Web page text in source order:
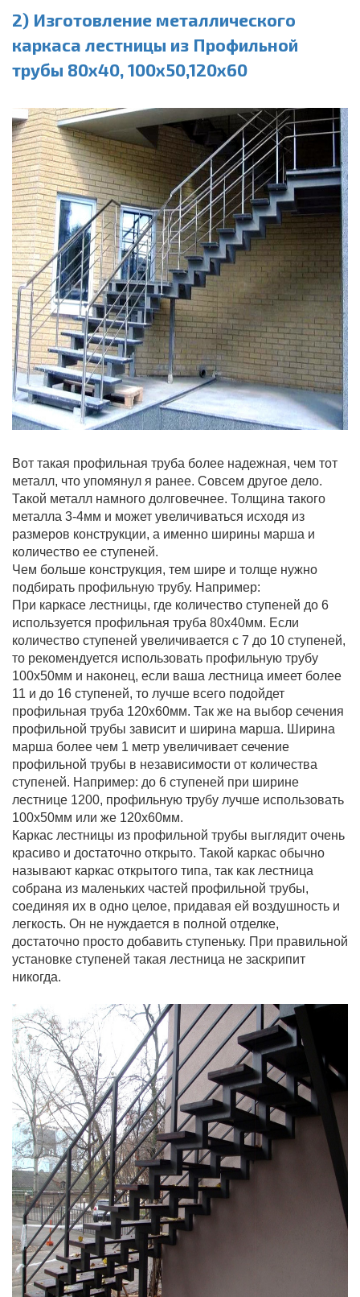
2) Изготовление металлического
каркаса лестницы из Профильной
трубы 80х40, 100х50,120х60
Вот такая профильная труба более надежная, чем тот
металл, что упомянул я ранее. Совсем другое дело.
Такой металл намного долговечнее. Толщина такого
металла 3-4мм и может увеличиваться исходя из
размеров конструкции, а именно ширины марша и
количество ее ступеней.
Чем больше конструкция, тем шире и толще нужно
подбирать профильную трубу. Например:
При каркасе лестницы, где количество ступеней до 6
используется профильная труба 80х40мм. Если
количество ступеней увеличивается с 7 до 10 ступеней,
то рекомендуется использовать профильную трубу
100х50мм и наконец, если ваша лестница имеет более
11 и до 16 ступеней, то лучше всего подойдет
профильная труба 120х60мм. Так же на выбор сечения
профильной трубы зависит и ширина марша. Ширина
марша более чем 1 метр увеличивает сечение
профильной трубы в независимости от количества
ступеней. Например: до 6 ступеней при ширине
лестнице 1200, профильную трубу лучше использовать
100х50мм или же 120х60мм.
Каркас лестницы из профильной трубы выглядит очень
красиво и достаточно открыто. Такой каркас обычно
называют каркас открытого типа, так как лестница
собрана из маленьких частей профильной трубы,
соединяя их в одно целое, придавая ей воздушность и
легкость. Он не нуждается в полной отделке,
достаточно просто добавить ступеньку. При правильной
установке ступеней такая лестница не заскрипит
никогда.